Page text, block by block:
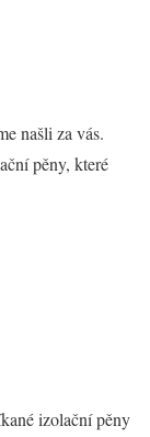
našli za vás.
pěny, které
izolační pěny